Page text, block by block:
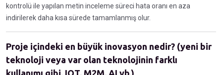
kontrolü ile yapılan metin inceleme süreci hata oranı en aza
indirilerek daha kısa sürede tamamlanmış olur.
Proje içindeki en büyük inovasyon nedir? (yeni bir
teknoloji veya var olan teknolojinin farklı
kullanımı gibi. IOT, M2M, AI vb.)